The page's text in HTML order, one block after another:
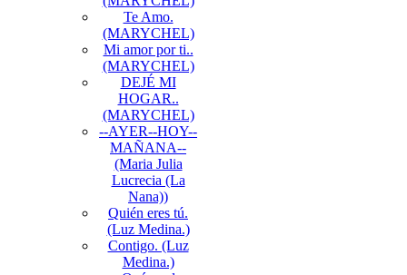
Te Amo.
(MARYCHEL)
Mi amor por ti..
(MARYCHEL)
DEJÉ MI
HOGAR..
(MARYCHEL)
--AYER--HOY--
MAÑANA--
(Maria Julia
Lucrecia (La
Nana))
Quién eres tú.
(Luz Medina.)
Contigo. (Luz
Medina.)